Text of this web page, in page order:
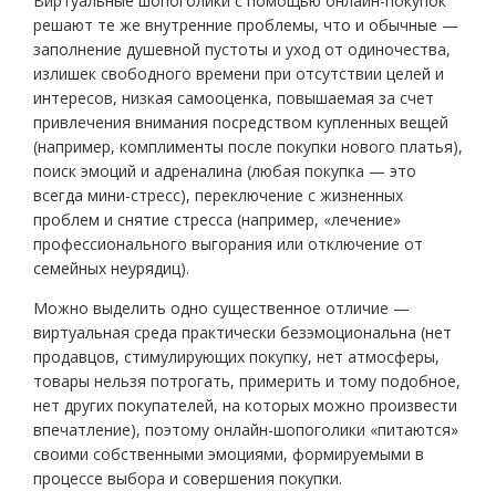
решают те же внутренние проблемы, что и обычные —
заполнение душевной пустоты и уход от одиночества,
излишек свободного времени при отсутствии целей и
интересов, низкая самооценка, повышаемая за счет
привлечения внимания посредством купленных вещей
(например, комплименты после покупки нового платья),
поиск эмоций и адреналина (любая покупка — это
всегда мини-стресс), переключение с жизненных
проблем и снятие стресса (например, «лечение»
профессионального выгорания или отключение от
семейных неурядиц).
Можно выделить одно существенное отличие —
виртуальная среда практически безэмоциональна (нет
продавцов, стимулирующих покупку, нет атмосферы,
товары нельзя потрогать, примерить и тому подобное,
нет других покупателей, на которых можно произвести
впечатление), поэтому онлайн-шопоголики «питаются»
своими собственными эмоциями, формируемыми в
процессе выбора и совершения покупки.